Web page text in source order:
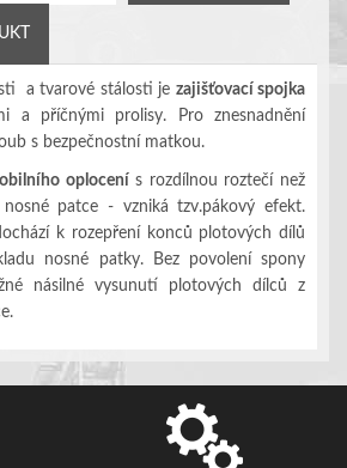
a tvarové stálosti je zajišťovací spojka
a příčnými prolisy. Pro znesnadnění
s bezpečnostní matkou.
oplocení s rozdílnou roztečí než
patce - vzniká tzv.pákový efekt.
k rozepření konců plotových dílů
nosné patky. Bez povolení spony
násilné vysunutí plotových dílců z